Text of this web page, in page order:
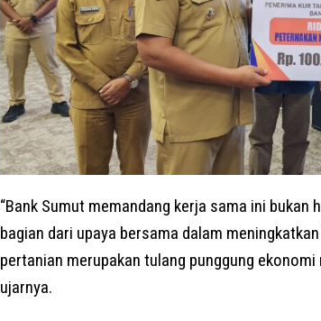
“Bank Sumut memandang kerja sama ini
bagian dari upaya bersama dalam
pertanian merupakan tulang punggung
ujarnya.